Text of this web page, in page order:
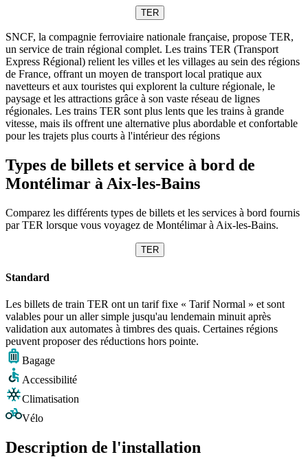
TER
SNCF, la compagnie ferroviaire nationale française, propose TER,
un service de train régional complet. Les trains TER (Transport
Express Régional) relient les villes et les villages au sein des régions
de France, offrant un moyen de transport local pratique aux
navetteurs et aux touristes qui explorent la culture régionale, le
paysage et les attractions grâce à son vaste réseau de lignes
régionales. Les trains TER sont plus lents que les trains à grande
vitesse, mais ils offrent une alternative plus abordable et confortable
pour les trajets plus courts à l'intérieur des régions
Types de billets et service à bord de
Montélimar à Aix-les-Bains
Comparez les différents types de billets et les services à bord fournis
par TER lorsque vous voyagez de Montélimar à Aix-les-Bains.
TER
Standard
Les billets de train TER ont un tarif fixe « Tarif Normal » et sont
valables pour un aller simple jusqu'au lendemain minuit après
validation aux automates à timbres des quais. Certaines régions
peuvent proposer des réductions hors pointe.
Bagage
Accessibilité
Climatisation
Vélo
Description de l'installation